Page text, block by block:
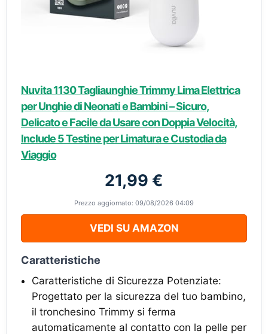
Nuvita 1130 Tagliaunghie Trimmy Lima Elettrica
per Unghie di Neonati e Bambini – Sicuro,
Delicato e Facile da Usare con Doppia Velocità,
Include 5 Testine per Limatura e Custodia da
Viaggio
21,99 €
Prezzo aggiornato: 09/08/2026 04:09
VEDI SU AMAZON
Caratteristiche
Caratteristiche di Sicurezza Potenziate:
Progettato per la sicurezza del tuo bambino,
il tronchesino Trimmy si ferma
automaticamente al contatto con la pelle per